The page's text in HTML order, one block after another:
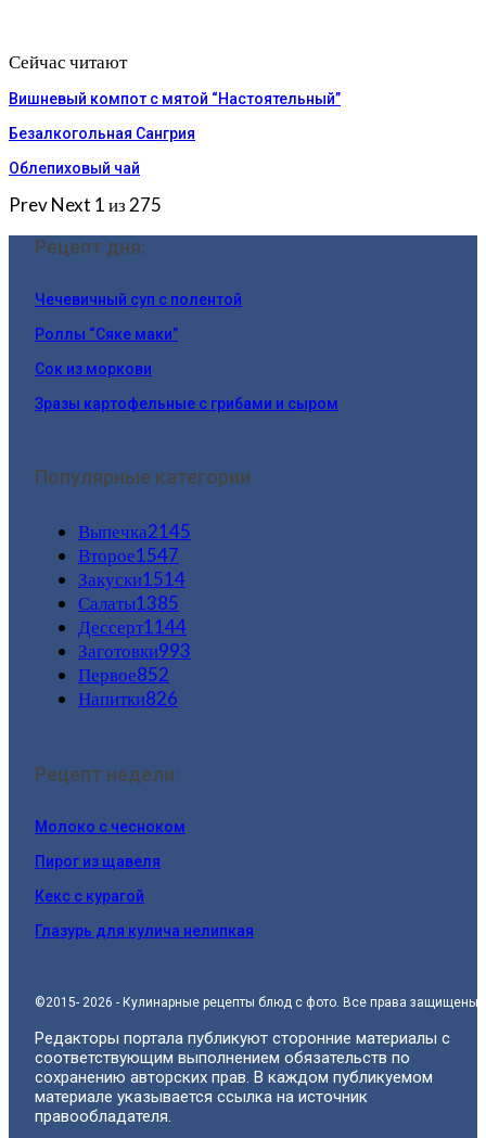
Сейчас читают
Вишневый компот с мятой “Настоятельный”
Безалкогольная Сангрия
Облепиховый чай
PrevNext 1 из 275
Рецепт дня:
Чечевичный суп с полентой
Роллы “Сяке маки”
Сок из моркови
Зразы картофельные с грибами и сыром
Популярные категории
Выпечка2145
Второе1547
Закуски1514
Салаты1385
Дессерт1144
Заготовки993
Первое852
Напитки826
Рецепт недели:
Молоко с чесноком
Пирог из щавеля
Кекс с курагой
Глазурь для кулича нелипкая
©2015- 2026 - Кулинарные рецепты блюд с фото. Все права защищены.
Редакторы портала публикуют сторонние материалы с
соответствующим выполнением обязательств по
сохранению авторских прав. В каждом публикуемом
материале указывается ссылка на источник
правообладателя.